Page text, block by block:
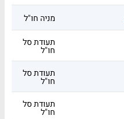
מניה חו"ל
תעודת סל
חו"ל
תעודת סל
חו"ל
תעודת סל
חו"ל